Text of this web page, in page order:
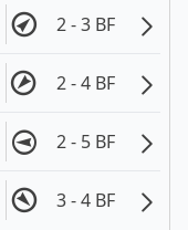
2 - 3 BF
2 - 4 BF
2 - 5 BF
3 - 4 BF